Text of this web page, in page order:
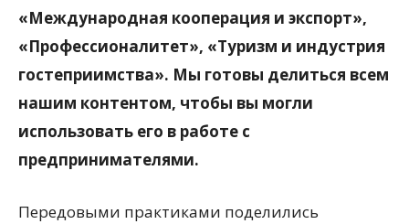
«Международная кооперация и экспорт»,
«Профессионалитет», «Туризм и индустрия
гостеприимства». Мы готовы делиться всем
нашим контентом, чтобы вы могли
использовать его в работе с
предпринимателями.
Передовыми практиками поделились